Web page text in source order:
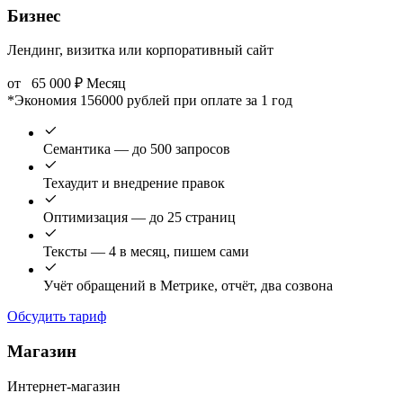
Бизнес
Лендинг, визитка или корпоративный сайт
от 65 000 ₽ Месяц
*Экономия 156000 рублей при оплате за 1 год
Семантика — до 500 запросов
Техаудит и внедрение правок
Оптимизация — до 25 страниц
Тексты — 4 в месяц, пишем сами
Учёт обращений в Метрике, отчёт, два созвона
Обсудить тариф
Магазин
Интернет-магазин